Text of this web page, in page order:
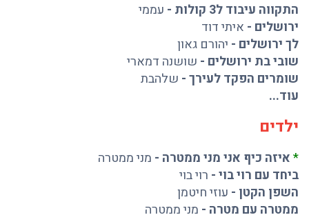
התקווה עיבוד ל3 קולות - עממי
ירושלים - איתי דוד
לך ירושלים - יהורם גאון
שובי בת ירושלים - שושנה דמארי
שומרים הפקד לעירך- שלהבת
עוד...
ילדים
*איזה כיף אני מני ממטרה - מני ממטרה
ביחד עם רוי בוי- רוי בוי
השפן הקטן - עוזי חיטמן
ממטרה עם מטרה - מני ממטרה